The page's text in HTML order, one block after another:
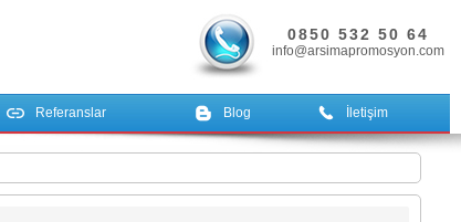
0850 532 50 64
info@arsimapromosyon.com
Referanslar Blog İletişim